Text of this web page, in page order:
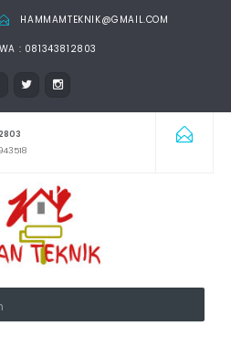
HAMMAMTEKNIK@GMAIL.COM
: 081343812803